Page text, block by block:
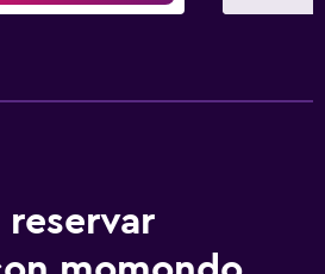
reservar